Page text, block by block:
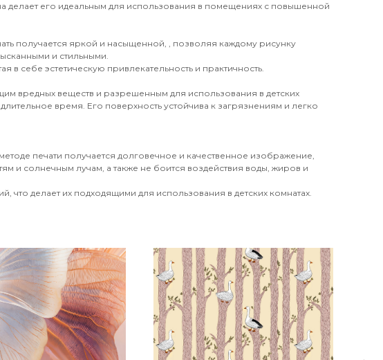
делает его идеальным для использования в помещениях с повышенной
получается яркой и насыщенной, , позволяя каждому рисунку
и стильными.
себе эстетическую привлекательность и практичность.
вредных веществ и разрешенным для использования в детских
время. Его поверхность устойчива к загрязнениям и легко
печати получается долговечное и качественное изображение,
и солнечным лучам, а также не боится воздействия воды, жиров и
делает их подходящими для использования в детских комнатах.